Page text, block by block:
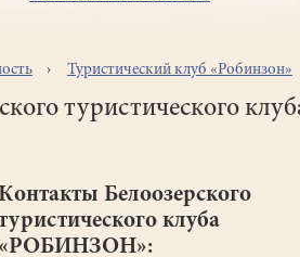
Туристический клуб «Робинзон»
туристического
Белоозерского
клуба
«РОБИНЗОН»: